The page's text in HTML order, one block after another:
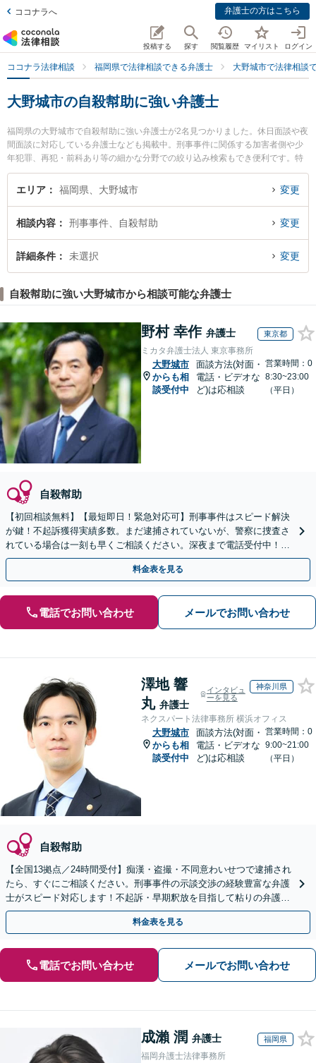
ココナラへ 弁護士の方はこちら
投稿する 探す 閲覧履歴 マイリスト ログイン
ココナラ法律相談 福岡県で法律相談できる弁護士 大野城市で法律相談
大野城市の自殺幇助に強い弁護士
福岡県の大野城市で自殺幇助に強い弁護士が2名見つかりました。休日面談や夜
間面談に対応している弁護士なども掲載中。刑事事件に関係する加害者側や少
年犯罪、再犯・前科あり等の細かな分野での絞り込み検索もでき便利です。特
に弁護士法人福岡西法律事務所 大野城事務所の中野 雄貴弁護士や弁護士法人福
岡西法律事務所 大野城事務所の赤木 公弁護士のプロフィール情報や弁護士費
績豊富な近くの弁護士を検索したい』『初回相談無料で自殺幇助を法律相談で
きる大野城市内の弁護士に相談予約したい』などでお困りの相談者さんにおす
すめです。
エリア 福岡県、大野城市 変更
相談内容 刑事事件、自殺幇助 変更
詳細条件 未選択 変更
自殺幇助に強い大野城市から相談可能な弁護士
野村 幸作 弁護士 東京都
ミカタ弁護士法人 東京事務所
大野城市
からも相
談受付中
面談方法(対面・
電話・ビデオな
ど)は応相談
営業時間：0
8:30~23:00
（平日）
自殺幇助
【初回相談無料】【最短即日！緊急対応可】刑事事件はスピード解決
が鍵！不起訴獲得実績多数。まだ逮捕されていないが、警察に捜査さ
れている場合は一刻も早くご相談ください。深夜まで電話受付中！痴
漢／盗撮／のぞき／その他性犯罪など
料金表を見る
電話でお問い合わせ メールでお問い合わせ
澤地 響
丸 弁護士
インタビュ
ーを見る
神奈川県
ネクスパート法律事務所 横浜オフィス
大野城市
からも相
談受付中
面談方法(対面・
電話・ビデオな
ど)は応相談
営業時間：0
9:00~21:00
（平日）
自殺幇助
【全国13拠点／24時間受付】痴漢・盗撮・不同意わいせつで逮捕され
たら、すぐにご相談ください。刑事事件の示談交渉の経験豊富な弁護
士がスピード対応します！不起訴・早期釈放を目指して粘りの弁護活
動を行います。
料金表を見る
電話でお問い合わせ メールでお問い合わせ
成瀨 潤 弁護士 福岡県
福岡弁護士法律事務所